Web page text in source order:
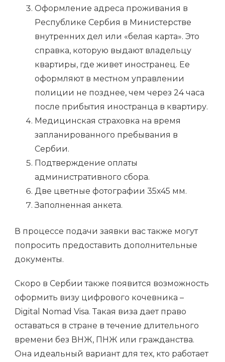
Оформление адреса проживания в
Республике Сербия в Министерстве
внутренних дел или «белая карта». Это
справка, которую выдают владельцу
квартиры, где живет иностранец. Ее
оформляют в местном управлении
полиции не позднее, чем через 24 часа
после прибытия иностранца в квартиру.
Медицинская страховка на время
запланированного пребывания в
Сербии.
Подтверждение оплаты
административного сбора.
Две цветные фотографии 35х45 мм.
Заполненная анкета.
В процессе подачи заявки вас также могут
попросить предоставить дополнительные
документы.
Скоро в Сербии также появится возможность
оформить визу цифрового кочевника –
Digital Nomad Visa. Такая виза дает право
оставаться в стране в течение длительного
времени без ВНЖ, ПНЖ или гражданства.
Она идеальный вариант для тех, кто работает